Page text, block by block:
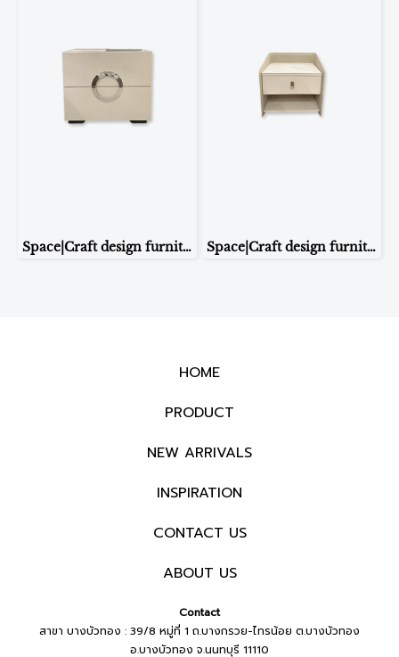
Space|Craft design furniture & living โต๊ะข้างเตียง รุ่น ST213B Space|Craft design furniture & living โต๊ะข้างเตียง รุ่น ST133
HOME
PRODUCT
NEW ARRIVALS
INSPIRATION
CONTACT US
ABOUT US
Contact
สาขา บางบัวทอง : 39/8 หมู่ที่ 1 ถ.บางกรวย-ไทรน้อย ต.บางบัวทอง
อ.บางบัวทอง จ.นนทบุรี 11110